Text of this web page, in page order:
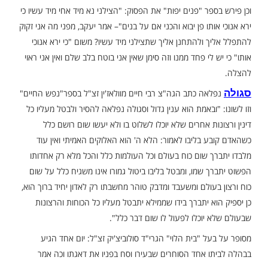
עוד תוכן חדש ומפתיע! התחברו לכל
שלנו בתהיליםבלחיצה כאן >>>​
"וירא יעקב מאוד ויצר לו " המלבי"ם מפרש את כפל הכתוב
יעקב" – יעקב אבינו היה בפחד מעשיוומפני אותו פחד.
לו צר משום שהבחין שחסר לו במידת הביטחון ואין הוא
"פנים יפות" את הפסוק: "הצילני נא מיד אחי מיד עשיו כי
פן יבוא והכני אם על בנים"– אמר יעקב, מפני מה אני זקוק
ולהתחנן אליך שתצילני מיד עשיו? משום "כי ירא אנוכי
פחד ממנו וזה סימן שאין אני בוטח בלב שלם ואין אני ראוי
כתב הגה"צ רבי חיים מוולאז'ין זצ"ל בספר"נפש החיים"